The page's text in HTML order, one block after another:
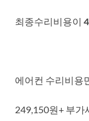
최종수리비용이
에어컨 수리비용
249,150원+ 부가